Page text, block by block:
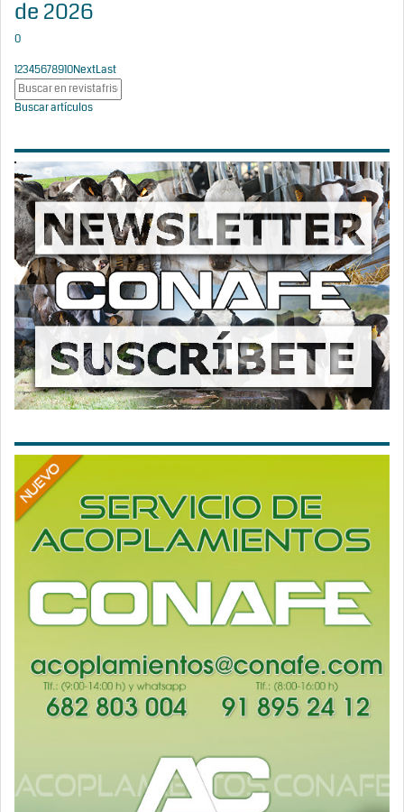
de 2026
0
12345678910NextLast
Buscar artículos